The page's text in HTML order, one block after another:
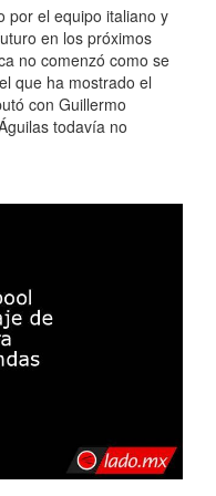
por el equipo italiano y
en los próximos
no comenzó como se
que ha mostrado el
con Guillermo
todavía no